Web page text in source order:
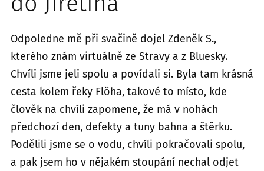
Odpoledne mě při svačině dojel Zdeněk S.,
kterého znám virtuálně ze Stravy a z Bluesky.
Chvíli jsme jeli spolu a povídali si. Byla tam krásná
cesta kolem řeky Flöha, takové to místo, kde
člověk na chvíli zapomene, že má v nohách
předchozí den, defekty a tuny bahna a štěrku.
Podělili jsme se o vodu, chvíli pokračovali spolu,
a pak jsem ho v nějakém stoupání nechal odjet